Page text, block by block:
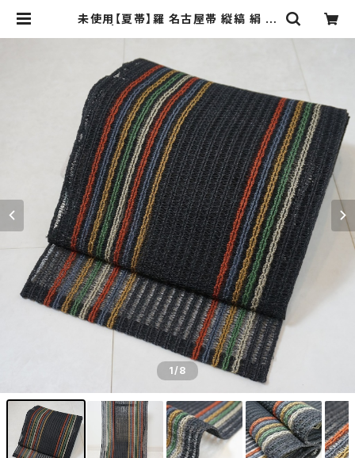
未使用【夏帯】羅 名古屋帯 縦縞 絹 黒
1/8